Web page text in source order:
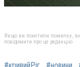
Якщо ви помітили помилку,
повідомити про це редакцію